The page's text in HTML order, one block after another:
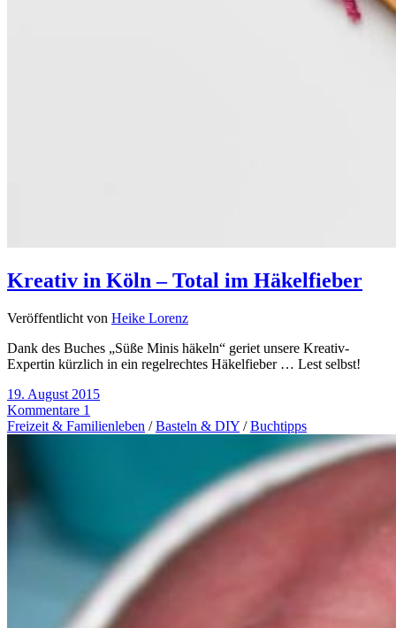
Kreativ in Köln – Total im Häkelfieber
Veröffentlicht von Heike Lorenz
Dank des Buches „Süße Minis häkeln“ geriet unsere Kreativ-
Expertin kürzlich in ein regelrechtes Häkelfieber … Lest selbst!
19. August 2015
Kommentare 1
Freizeit & Familienleben /Basteln & DIY /Buchtipps